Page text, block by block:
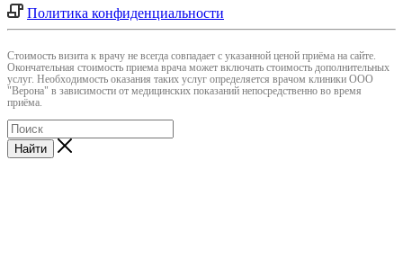
Политика конфиденциальности
Cтоимость визита к врачу не всегда совпадает с указанной ценой приёма на сайте.
Окончательная стоимость приема врача может включать стоимость дополнительных
услуг. Необходимость оказания таких услуг определяется врачом клиники ООО
"Верона" в зависимости от медицинских показаний непосредственно во время
приёма.
Найти